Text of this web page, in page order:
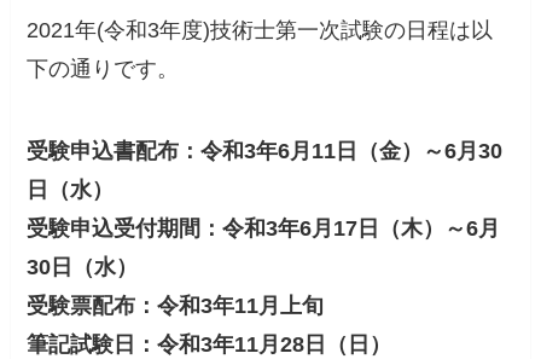
2021年(令和3年度)技術士第一次試験の日程は以
下の通りです。
受験申込書配布：令和3年6月11日（金）～6月30
日（水）
受験申込受付期間：令和3年6月17日（木）～6月
30日（水）
受験票配布：令和3年11月上旬
筆記試験日：令和3年11月28日（日）